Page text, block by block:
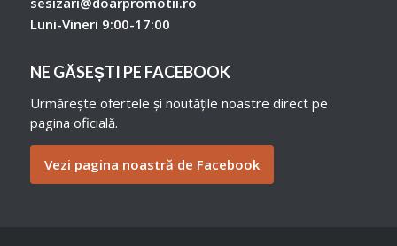
Luni-Vineri 9:00-17:00
NE GĂSEȘTI PE FACEBOOK
Urmărește ofertele și noutățile noastre direct pe
pagina oficială.
Vezi pagina noastră de Facebook